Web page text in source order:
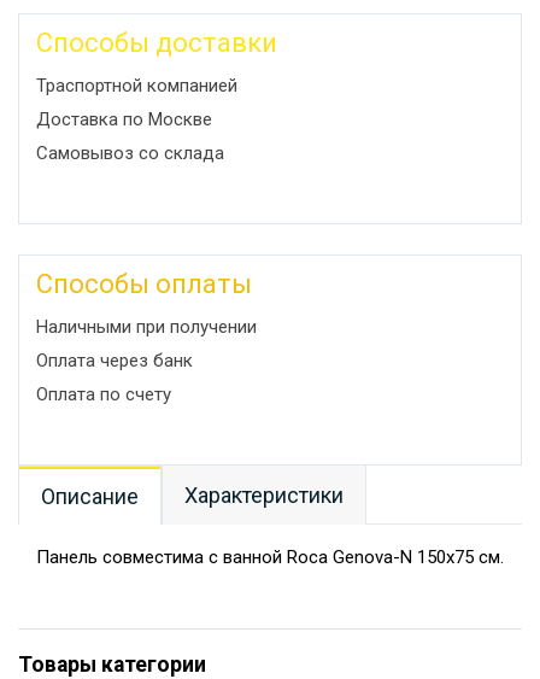
Способы доставки
Траспортной компанией
Доставка по Москве
Самовывоз со склада
Способы оплаты
Наличными при получении
Оплата через банк
Оплата по счету
Описание Характеристики
Панель совместима с ванной Roca Genova-N 150x75 см.
Товары категории